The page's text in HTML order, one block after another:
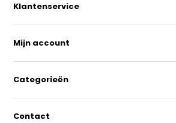
Klantenservice
Mijn account
Categorieën
Contact